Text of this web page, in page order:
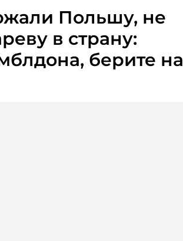
Польшу, не
в страну:
берите на